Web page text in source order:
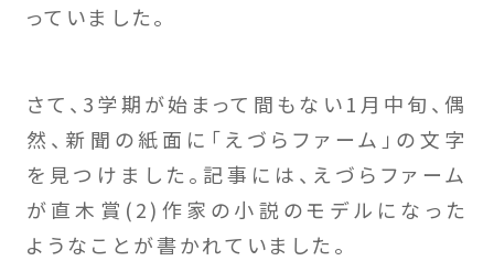
っていました。
さて、3学期が始まって間もない1月中旬、偶
然、新聞の紙面に「えづらファーム」の文字
を見つけました。記事には、えづらファーム
が直木賞(2)作家の小説のモデルになった
ようなことが書かれていました。